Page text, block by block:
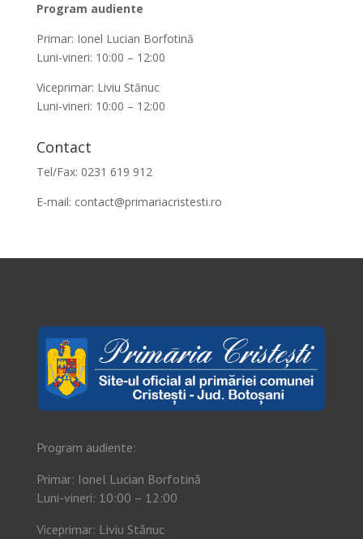
Program audiente
Primar: Ionel Lucian Borfotină
Luni-vineri: 10:00 – 12:00
Viceprimar: Liviu Stănuc
Luni-vineri: 10:00 – 12:00
Contact
Tel/Fax: 0231 619 912
E-mail: contact@primariacristesti.ro
Program audiente:
Primar: Ionel Lucian Borfotină
Luni-vineri: 10:00 – 12:00
Viceprimar: Liviu Stănuc